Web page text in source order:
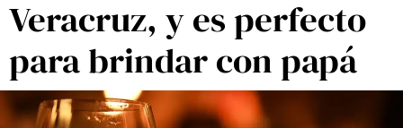
Veracruz, y es perfecto
para brindar con papá